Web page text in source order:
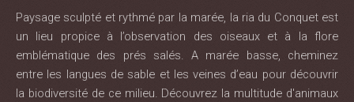
Paysage sculpté et rythmé par la marée, la ria du Conquet est
un lieu propice à l’observation des oiseaux et à la flore
emblématique des prés salés. A marée basse, cheminez
entre les langues de sable et les veines d’eau pour découvrir
la biodiversité de ce milieu. Découvrez la multitude d'animaux